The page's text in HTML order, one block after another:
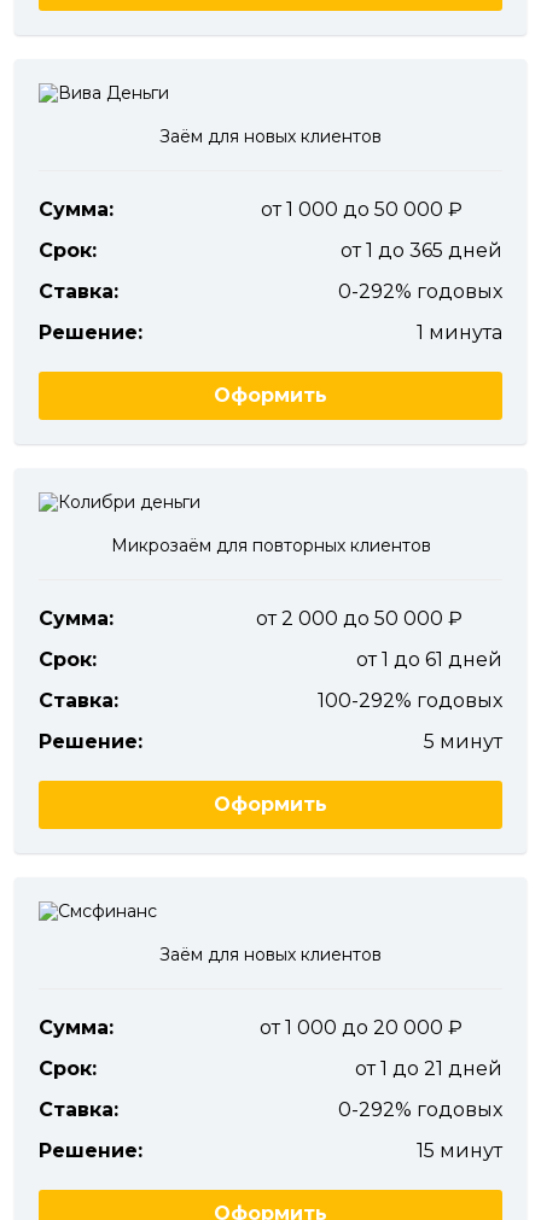
Заём для новых клиентов
Сумма:
от 1 000 до 50 000
Срок:
от 1 до 365 дней
Ставка:
0-292% годовых
Решение:
1 минута
Оформить
Микрозаём для повторных клиентов
Сумма:
от 2 000 до 50 000
Срок:
от 1 до 61 дней
Ставка:
100-292% годовых
Решение:
5 минут
Оформить
Заём для новых клиентов
Сумма:
от 1 000 до 20 000
Срок:
от 1 до 21 дней
Ставка:
0-292% годовых
Решение:
15 минут
Оформить